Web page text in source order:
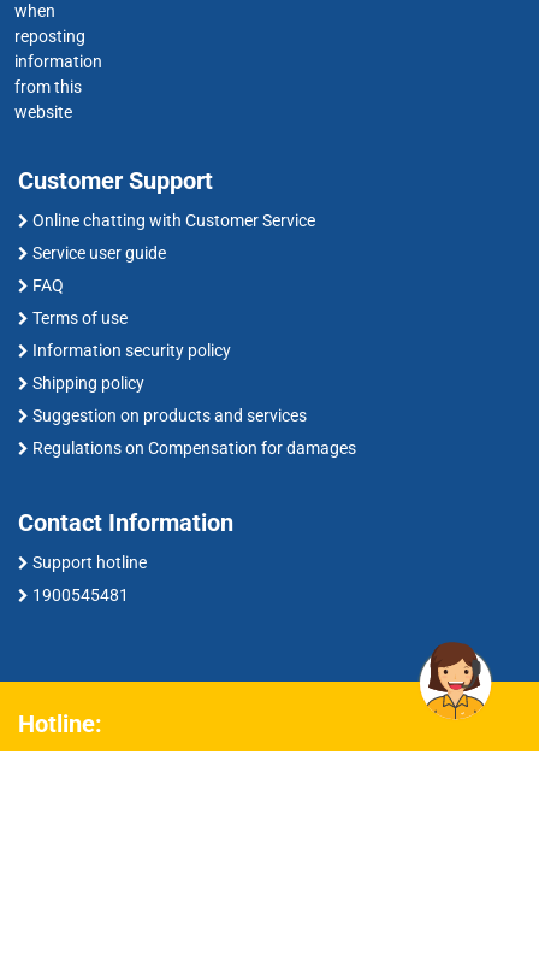
when
reposting
information
from this
website
Customer Support
Online chatting with Customer Service
Service user guide
FAQ
Terms of use
Information security policy
Shipping policy
Suggestion on products and services
Regulations on Compensation for damages
Contact Information
Support hotline
1900545481
Hotline: